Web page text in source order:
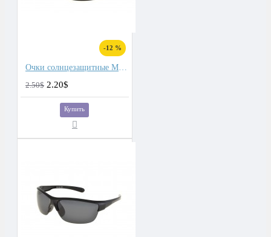
-12 %
Очки солнцезащитные Matlrxs
2.50$ 2.20$
Купить